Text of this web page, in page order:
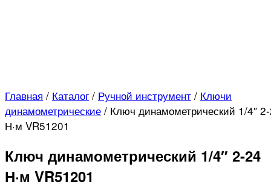
Главная / Каталог / Ручной инструмент / Ключи
динамометрические / Ключ динамометрический 1/4″
Н·м VR51201
Ключ динамометрический 1/4″ 2-24
Н·м VR51201